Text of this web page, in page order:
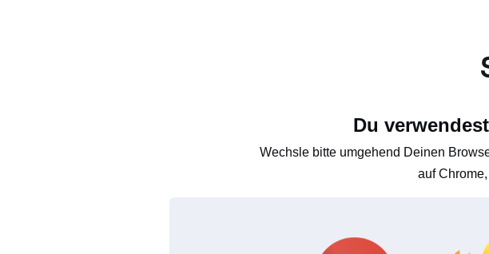
Du
Wechsle bitte umgehend Deinen
auf